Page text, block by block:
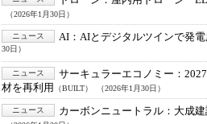
（2026年1月30日）
ニュース AI： AIとデジタルツインで発
30日）
ニュース サーキュラーエコノミー：
材を再利用
（BUILT） （2026年1月30日）
ニュース カーボンニュートラル： 大成